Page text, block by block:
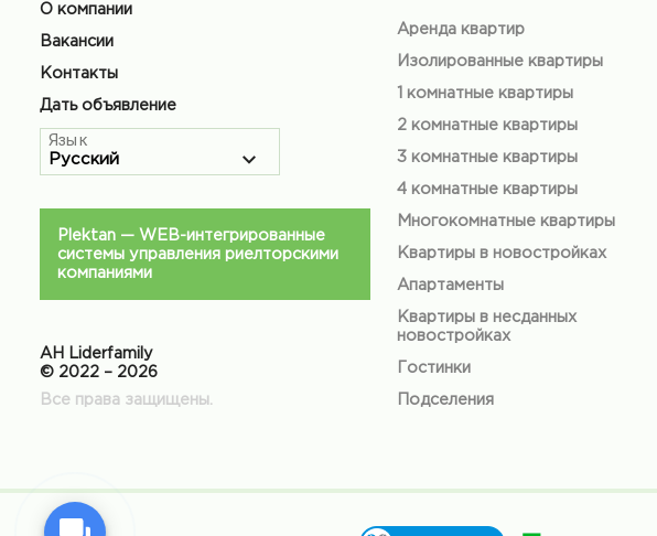
О компании
Вакансии
Контакты
Дать объявление
Язык
Plektan — WEB-интегрированные
системы управления риелторскими
компаниями
АН Liderfamily
© 2022 – 2026
Все права защищены.
Аренда квартир
Изолированные квартиры
1 комнатные квартиры
2 комнатные квартиры
3 комнатные квартиры
4 комнатные квартиры
Многокомнатные квартиры
Квартиры в новостройках
Апартаменты
Квартиры в несданных
новостройках
Гостинки
Подселения